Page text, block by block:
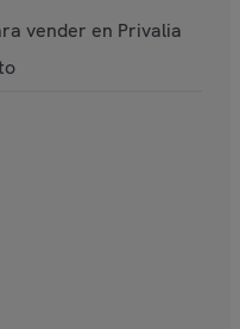
vender en Privalia